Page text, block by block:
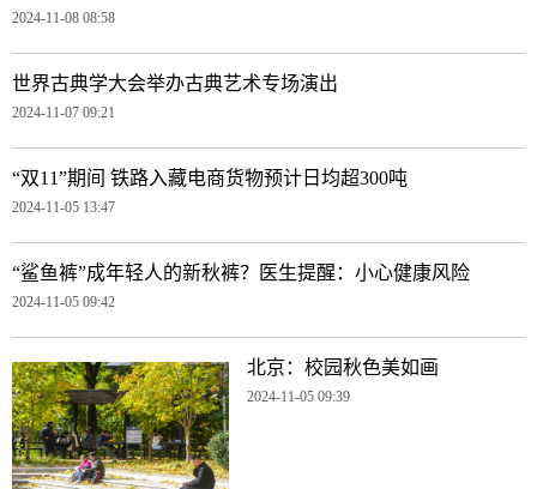
2024-11-08 08:58
世界古典学大会举办古典艺术专场演出
2024-11-07 09:21
“双11”期间 铁路入藏电商货物预计日均超300吨
2024-11-05 13:47
“鲨鱼裤”成年轻人的新秋裤？医生提醒：小心健康风险
2024-11-05 09:42
北京：校园秋色美如画
2024-11-05 09:39